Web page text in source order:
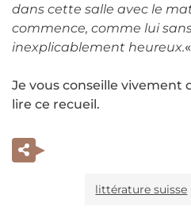
dans cette salle avec le
commence, comme lui
inexplicablement heureux.«
Je vous conseille vivement
lire ce recueil.
littérature suisse